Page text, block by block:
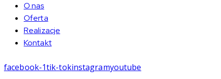
O nas
Oferta
Realizacje
Kontakt
facebook-1tik-tokinstagramyoutube